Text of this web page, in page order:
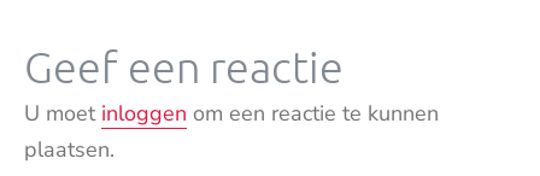
Geef een reactie
U moet inloggen om een reactie te kunnen
plaatsen.